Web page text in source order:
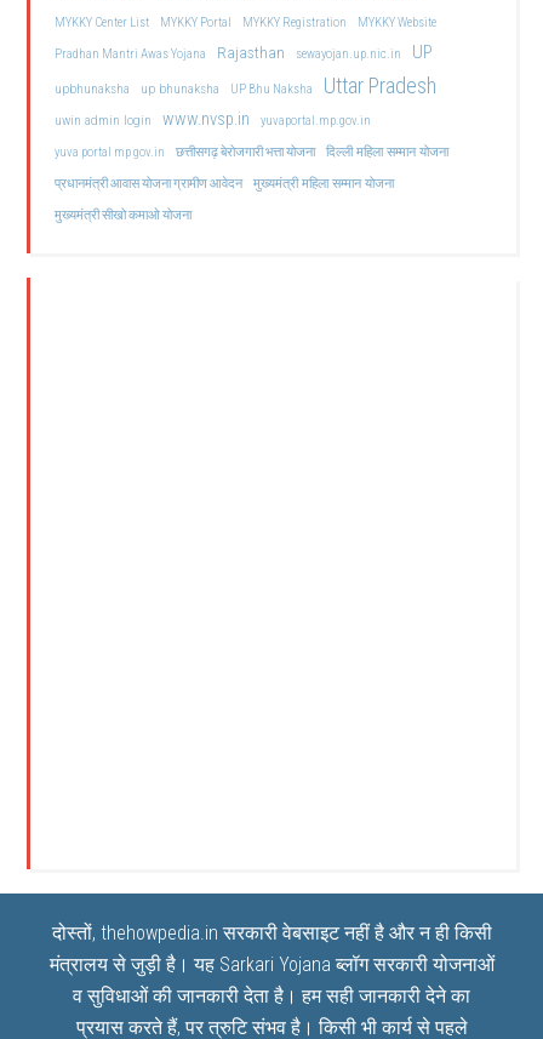
MYKKY Center List
MYKKY Portal MYKKY Registration
MYKKY Website
Pradhan Mantri Awas Yojana
Rajasthan sewayojan.up.nic.in UP
upbhunaksha up bhunaksha UP Bhu Naksha Uttar Pradesh
uwin admin login www.nvsp.in
yuvaportal.mp.gov.in
yuva portal mp gov.in
छत्तीसगढ़ बेरोजगारी भत्ता योजना दिल्ली महिला सम्मान योजना
प्रधानमंत्री आवास योजना ग्रामीण आवेदन मुख्यमंत्री महिला सम्मान योजना
मुख्यमंत्री सीखो कमाओ योजना
दोस्तों, thehowpedia.in सरकारी वेबसाइट नहीं है और न ही किसी
मंत्रालय से जुड़ी है। यह Sarkari Yojana ब्लॉग सरकारी योजनाओं
व सुविधाओं की जानकारी देता है। हम सही जानकारी देने का
प्रयास करते हैं, पर त्रुटि संभव है। किसी भी कार्य से पहले